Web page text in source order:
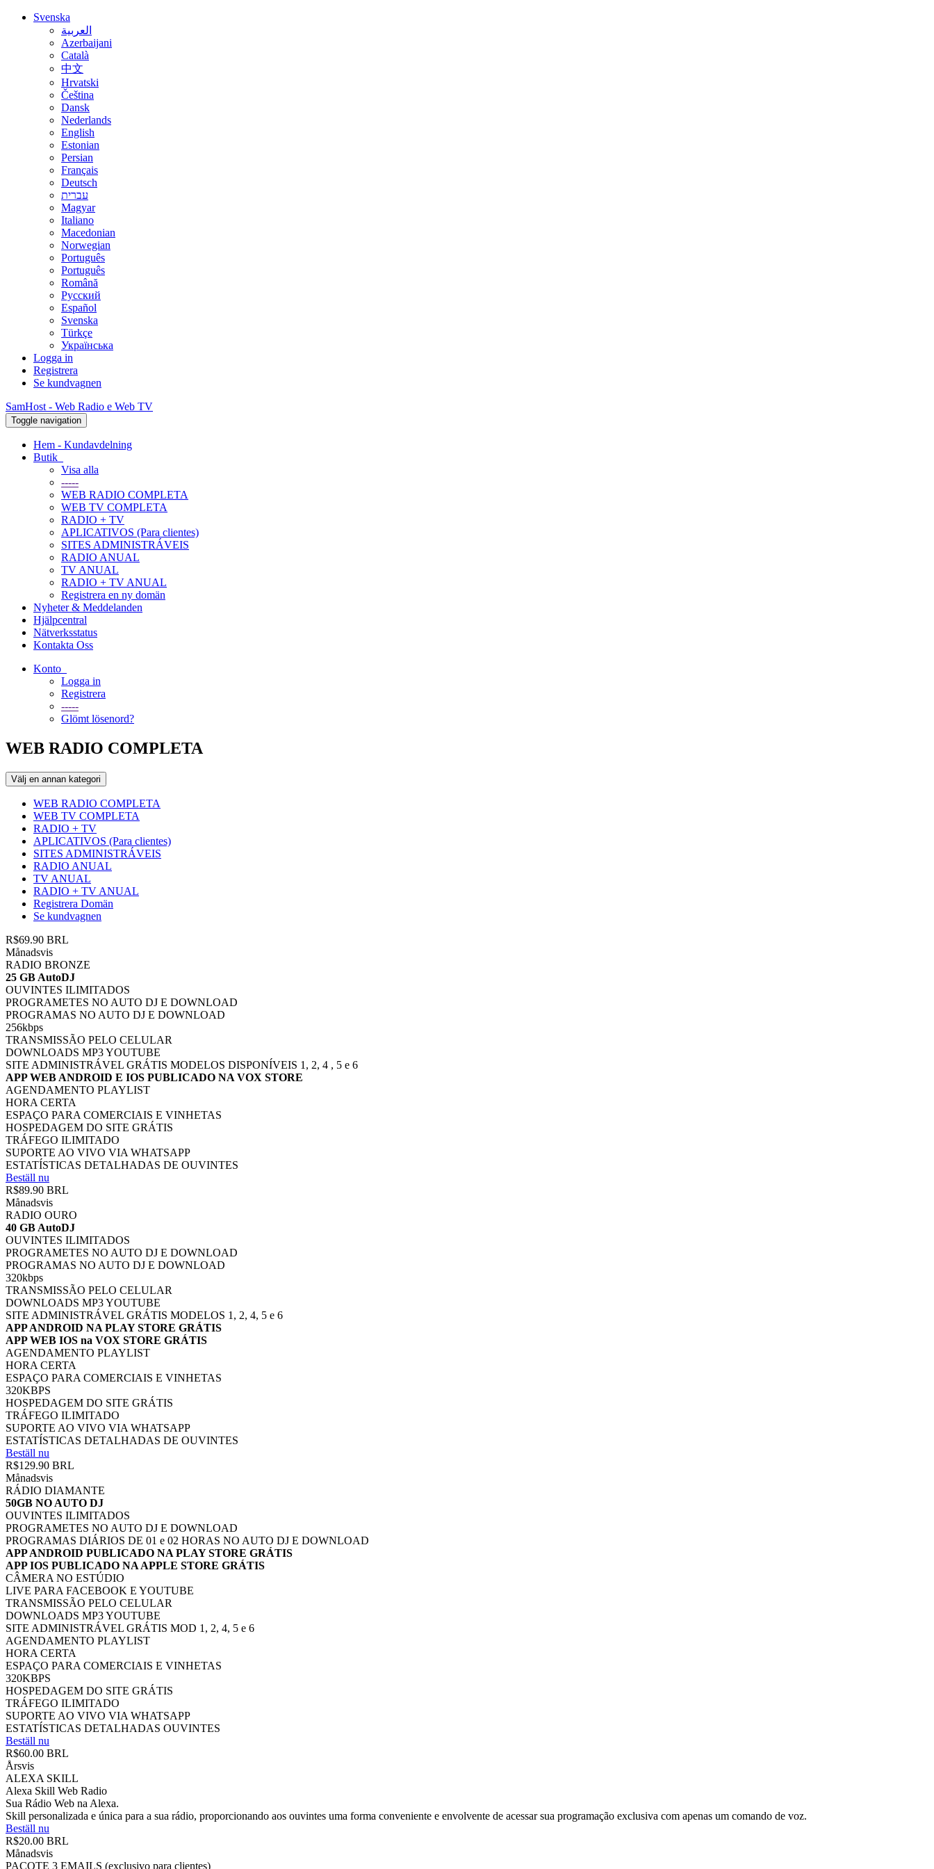
Svenska
العربية
Azerbaijani
Català
中文
Hrvatski
Čeština
Dansk
Nederlands
English
Estonian
Persian
Français
Deutsch
עברית
Magyar
Italiano
Macedonian
Norwegian
Português
Português
Română
Русский
Español
Svenska
Türkçe
Українська
Logga in
Registrera
Se kundvagnen
SamHost - Web Radio e Web TV
Toggle navigation
Hem - Kundavdelning
Butik
Visa alla
-----
WEB RADIO COMPLETA
WEB TV COMPLETA
RADIO + TV
APLICATIVOS (Para clientes)
SITES ADMINISTRÁVEIS
RADIO ANUAL
TV ANUAL
RADIO + TV ANUAL
Registrera en ny domän
Nyheter & Meddelanden
Hjälpcentral
Nätverksstatus
Kontakta Oss
Konto
Logga in
Registrera
-----
Glömt lösenord?
WEB RADIO COMPLETA
Välj en annan kategori
WEB RADIO COMPLETA
WEB TV COMPLETA
RADIO + TV
APLICATIVOS (Para clientes)
SITES ADMINISTRÁVEIS
RADIO ANUAL
TV ANUAL
RADIO + TV ANUAL
Registrera Domän
Se kundvagnen
R$69.90 BRL
Månadsvis
RADIO BRONZE
25 GB AutoDJ
OUVINTES ILIMITADOS
PROGRAMETES NO AUTO DJ E DOWNLOAD
PROGRAMAS NO AUTO DJ E DOWNLOAD
256kbps
TRANSMISSÃO PELO CELULAR
DOWNLOADS MP3 YOUTUBE
SITE ADMINISTRÁVEL GRÁTIS MODELOS DISPONÍVEIS 1, 2, 4 , 5 e 6
APP WEB ANDROID E IOS PUBLICADO NA VOX STORE
AGENDAMENTO PLAYLIST
HORA CERTA
ESPAÇO PARA COMERCIAIS E VINHETAS
HOSPEDAGEM DO SITE GRÁTIS
TRÁFEGO ILIMITADO
SUPORTE AO VIVO VIA WHATSAPP
ESTATÍSTICAS DETALHADAS DE OUVINTES
Beställ nu
R$89.90 BRL
Månadsvis
RADIO OURO
40 GB AutoDJ
OUVINTES ILIMITADOS
PROGRAMETES NO AUTO DJ E DOWNLOAD
PROGRAMAS NO AUTO DJ E DOWNLOAD
320kbps
TRANSMISSÃO PELO CELULAR
DOWNLOADS MP3 YOUTUBE
SITE ADMINISTRÁVEL GRÁTIS MODELOS 1, 2, 4, 5 e 6
APP ANDROID NA PLAY STORE GRÁTIS
APP WEB IOS na VOX STORE GRÁTIS
AGENDAMENTO PLAYLIST
HORA CERTA
ESPAÇO PARA COMERCIAIS E VINHETAS
320KBPS
HOSPEDAGEM DO SITE GRÁTIS
TRÁFEGO ILIMITADO
SUPORTE AO VIVO VIA WHATSAPP
ESTATÍSTICAS DETALHADAS DE OUVINTES
Beställ nu
R$129.90 BRL
Månadsvis
RÁDIO DIAMANTE
50GB NO AUTO DJ
OUVINTES ILIMITADOS
PROGRAMETES NO AUTO DJ E DOWNLOAD
PROGRAMAS DIÁRIOS DE 01 e 02 HORAS NO AUTO DJ E DOWNLOAD
APP ANDROID PUBLICADO NA PLAY STORE GRÁTIS
APP IOS PUBLICADO NA APPLE STORE GRÁTIS
CÂMERA NO ESTÚDIO
LIVE PARA FACEBOOK E YOUTUBE
TRANSMISSÃO PELO CELULAR
DOWNLOADS MP3 YOUTUBE
SITE ADMINISTRÁVEL GRÁTIS MOD 1, 2, 4, 5 e 6
AGENDAMENTO PLAYLIST
HORA CERTA
ESPAÇO PARA COMERCIAIS E VINHETAS
320KBPS
HOSPEDAGEM DO SITE GRÁTIS
TRÁFEGO ILIMITADO
SUPORTE AO VIVO VIA WHATSAPP
ESTATÍSTICAS DETALHADAS OUVINTES
Beställ nu
R$60.00 BRL
Årsvis
ALEXA SKILL
Alexa Skill Web Radio
Sua Rádio Web na Alexa.
Skill personalizada e única para a sua rádio, proporcionando aos ouvintes uma forma conveniente e envolvente de acessar sua programação exclusiva com apenas um comando de voz.
Beställ nu
R$20.00 BRL
Månadsvis
PACOTE 3 EMAILS (exclusivo para clientes)